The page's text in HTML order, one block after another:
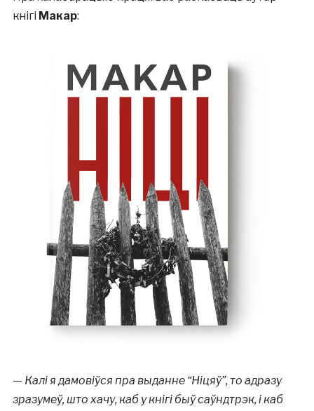
кнігі Макар:
— Калі я дамовіўся пра выданне “Ніцяў”, то адразу
зразумеў, што хачу, каб у кнігі быў саўндтрэк, і каб